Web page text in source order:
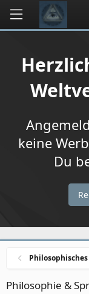
keine
Du
Philosophie &